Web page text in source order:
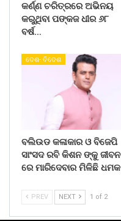
କର୍ଣ୍ଣ ଚରିତ୍ରରେ ଅଭିନୟ
କରୁଥିବା ପଙ୍କଜ ଧୀର ୬୮
ବର୍ଷ…
ଦେଶ- ବିଦେଶ
ବଲିଉଡ କଳାକାର ଓ ବିଜେପି
ସାଂସଦ ରବି କିଶନ ଙ୍କୁ ଜୀବନ
ରେ ମାରିଦେବାର ମିଳିଛି ଧମକ
PREV NEXT 1 of 2